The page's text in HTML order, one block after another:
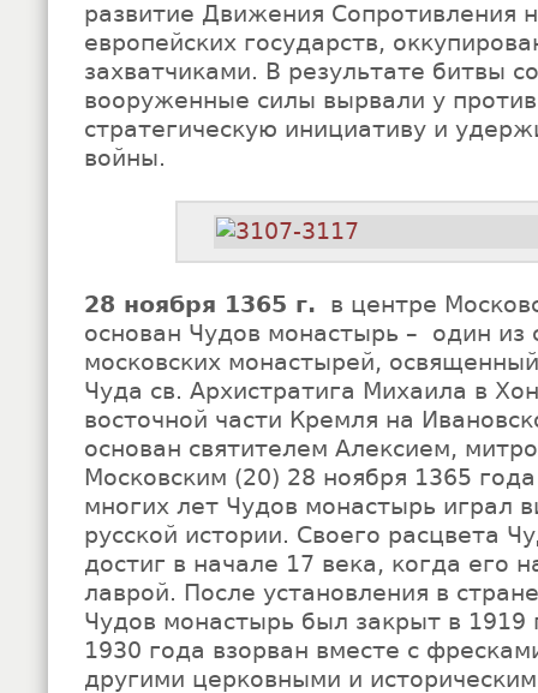
развитие Движения Сопротивления
европейских государств,
захватчиками. В результате битвы
вооруженные силы вырвали у
стратегическую инициативу и
войны.
28 ноября 1365 г. в центре
основан Чудов монастырь – один из
московских монастырей,
Чуда св. Архистратига Михаила в
восточной части Кремля на
основан святителем Алексием,
Московским (20) 28 ноября 1365
многих лет Чудов монастырь играл
русской истории. Своего расцвета
достиг в начале 17 века, когда его
лаврой. После установления в
Чудов монастырь был закрыт в 1919
1930 года взорван вместе с
другими церковными и